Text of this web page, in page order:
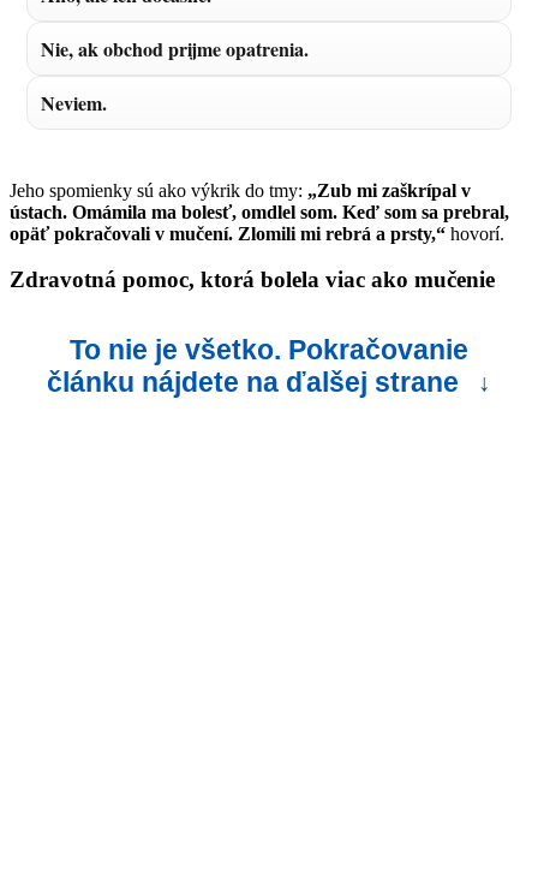
Nie, ak obchod prijme opatrenia.
Neviem.
Jeho spomienky sú ako výkrik do tmy: „Zub mi zaškrípal v
ústach. Omámila ma bolesť, omdlel som. Keď som sa prebral,
opäť pokračovali v mučení. Zlomili mi rebrá a prsty,“ hovorí.
Zdravotná pomoc, ktorá bolela viac ako mučenie
To nie je všetko. Pokračovanie
článku nájdete na ďalšej strane
↓